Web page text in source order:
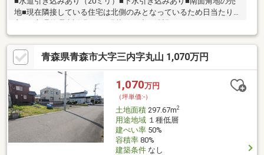
地■現在隣接している住宅は北側のみとなっているため日当たり
良好■心理的瑕疵説明あり■現状引き渡し希望
青森県青森市大字三内字丸山 1,070万円
1,070万円
（坪単価:-）
土地面積297.67m2
用途地域１種低層
建ぺい率50%
容積率80%
建築条件なし